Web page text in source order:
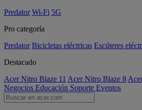
Predator Wi-Fi 5G
Pro categoría
Predator Bicicletas eléctricas Escúteres
Destacado
Acer Nitro Blaze 11 Acer Nitro Blaze 8
Negocios Educación Soporte Eventos